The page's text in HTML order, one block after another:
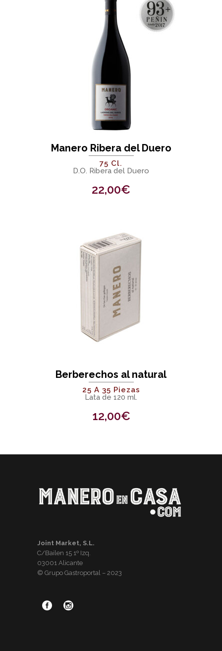
Manero Ribera del Duero
75 Cl.
D.O. Ribera del Duero
22,00€
Berberechos al natural
25 A 35 Piezas
Lata de 120 ml.
12,00€
Joint Market, S.L.
C/Bailen 15 1º Izq.
03001 Alicante
© Grupo Gastroportal – 2023